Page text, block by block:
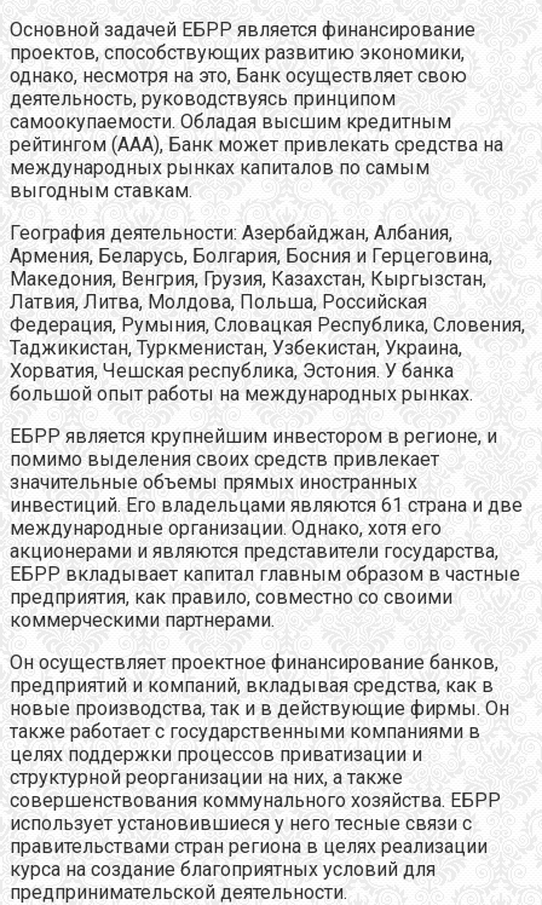
Основной задачей ЕБРР является финансирование
проектов, способствующих развитию экономики,
однако, несмотря на это, Банк осуществляет свою
деятельность, руководствуясь принципом
самоокупаемости. Обладая высшим кредитным
рейтингом (ААА), Банк может привлекать средства на
международных рынках капиталов по самым
выгодным ставкам.
География деятельности: Азербайджан, Албания,
Армения, Беларусь, Болгария, Босния и Герцеговина,
Македония, Венгрия, Грузия, Казахстан, Кыргызстан,
Латвия, Литва, Молдова, Польша, Российская
Федерация, Румыния, Словацкая Республика, Словения,
Таджикистан, Туркменистан, Узбекистан, Украина,
Хорватия, Чешская республика, Эстония. У банка
большой опыт работы на международных рынках.
ЕБРР является крупнейшим инвестором в регионе, и
помимо выделения своих средств привлекает
значительные объемы прямых иностранных
инвестиций. Его владельцами являются 61 страна и две
международные организации. Однако, хотя его
акционерами и являются представители государства,
ЕБРР вкладывает капитал главным образом в частные
предприятия, как правило, совместно со своими
коммерческими партнерами.
Он осуществляет проектное финансирование банков,
предприятий и компаний, вкладывая средства, как в
новые производства, так и в действующие фирмы. Он
также работает с государственными компаниями в
целях поддержки процессов приватизации и
структурной реорганизации на них, а также
совершенствования коммунального хозяйства. ЕБРР
использует установившиеся у него тесные связи с
правительствами стран региона в целях реализации
курса на создание благоприятных условий для
предпринимательской деятельности.